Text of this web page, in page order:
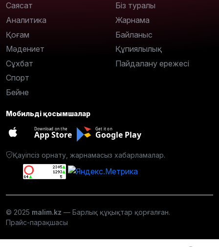
Саясат
Аналитика
Қоғам
Мәдениет
Сұхбат
Спорт
Бейне
Біз туралы
Жарнама
Байланыс
Құпиялылық
Пайдалану ережесі
Мобильді қосымшалар
Download on the
App Store
Get it on
Google Play
Қауіпсіз орнату, жарнамасыз хабарламалар.
© 2025 malim.kz — Барлық құқықтар қорғалған.
Прайс-парақшасы